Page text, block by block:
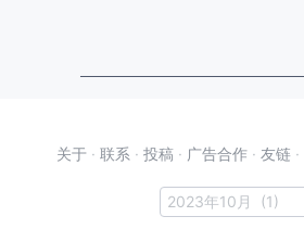
关于 · 联系 · 投稿 · 广告合作 · 友链 ·